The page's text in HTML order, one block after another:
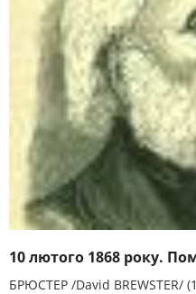
10 лютого 1868 року.
БРЮСТЕР /David BREWSTER/